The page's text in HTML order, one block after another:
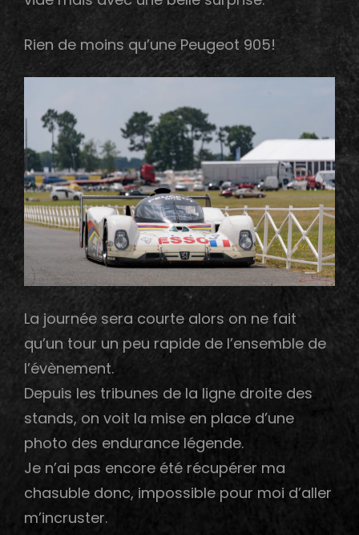
Rien de moins qu’une Peugeot 905!
La journée sera courte alors on ne fait
qu’un tour un peu rapide de l’ensemble de
l’évènement.
Depuis les tribunes de la ligne droite des
stands, on voit la mise en place d’une
photo des endurance légende.
Je n’ai pas encore été récupérer ma
chasuble donc, impossible pour moi d’aller
m’incruster.